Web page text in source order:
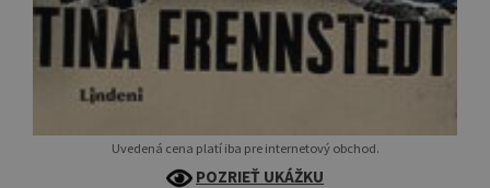
Uvedená cena platí iba pre internetový obchod.
POZRIEŤ UKÁŽKU